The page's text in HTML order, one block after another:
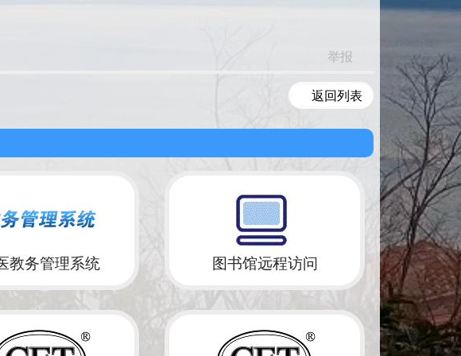
举报
返回列表